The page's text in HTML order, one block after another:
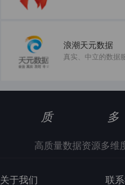
浪潮天元数据
真实、中立的数据
质
高质量数据资源
多
多维
关于我们 联